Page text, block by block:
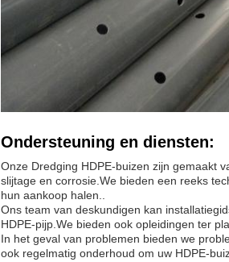
Ondersteuning en diensten:
Onze Dredging HDPE-buizen zijn gemaakt
slijtage en corrosie.We bieden een reeks
hun aankoop halen..
Ons team van deskundigen kan
HDPE-pijp.We bieden ook opleidingen ter
In het geval van problemen bieden we
ook regelmatig onderhoud om uw HDPE-